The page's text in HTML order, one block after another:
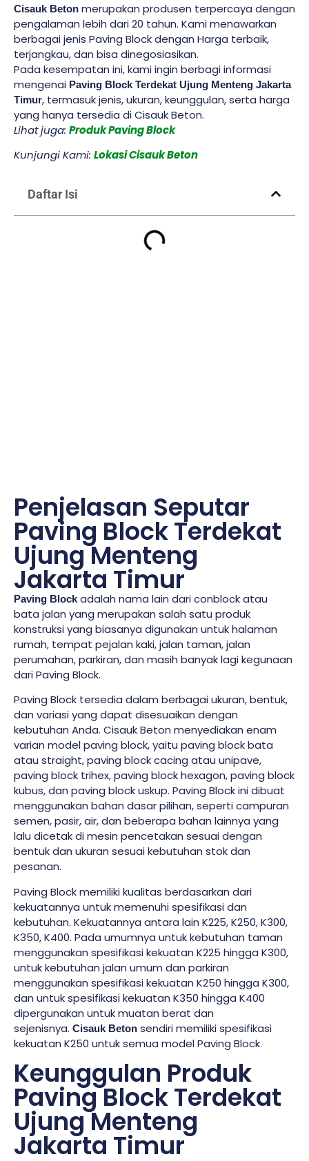
Cisauk Beton merupakan produsen terpercaya dengan
pengalaman lebih dari 20 tahun. Kami menawarkan
berbagai jenis Paving Block dengan Harga terbaik,
terjangkau, dan bisa dinegosiasikan.
Pada kesempatan ini, kami ingin berbagi informasi
mengenai Paving Block Terdekat Ujung Menteng Jakarta
Timur, termasuk jenis, ukuran, keunggulan, serta harga
yang hanya tersedia di Cisauk Beton.
Lihat juga: Produk Paving Block
Kunjungi Kami: Lokasi Cisauk Beton
Daftar Isi
Penjelasan Seputar
Paving Block Terdekat
Ujung Menteng
Jakarta Timur
Paving Blockadalah nama lain dari conblock atau
bata jalan yang merupakan salah satu produk
konstruksi yang biasanya digunakan untuk halaman
rumah, tempat pejalan kaki, jalan taman, jalan
perumahan, parkiran, dan masih banyak lagi kegunaan
dari Paving Block.
Paving Block tersedia dalam berbagai ukuran, bentuk,
dan variasi yang dapat disesuaikan dengan
kebutuhan Anda. Cisauk Beton menyediakan enam
varian model paving block, yaitu paving block bata
atau straight, paving block cacing atau unipave,
paving block trihex, paving block hexagon, paving block
kubus, dan paving block uskup. Paving Block ini dibuat
menggunakan bahan dasar pilihan, seperti campuran
semen, pasir, air, dan beberapa bahan lainnya yang
lalu dicetak di mesin pencetakan sesuai dengan
bentuk dan ukuran sesuai kebutuhan stok dan
pesanan.
Paving Block memiliki kualitas berdasarkan dari
kekuatannya untuk memenuhi spesifikasi dan
kebutuhan. Kekuatannya antara lain K225, K250, K300,
K350, K400. Pada umumnya untuk kebutuhan taman
menggunakan spesifikasi kekuatan K225 hingga K300,
untuk kebutuhan jalan umum dan parkiran
menggunakan spesifikasi kekuatan K250 hingga K300,
dan untuk spesifikasi kekuatan K350 hingga K400
dipergunakan untuk muatan berat dan
sejenisnya. Cisauk Beton sendiri memiliki spesifikasi
kekuatan K250 untuk semua model Paving Block.
Keunggulan Produk
Paving Block Terdekat
Ujung Menteng
Jakarta Timur